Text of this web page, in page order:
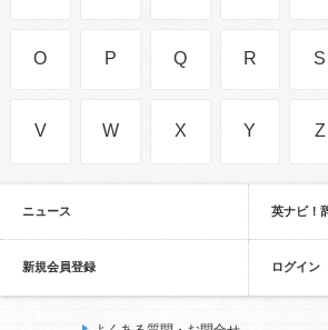
O P Q R S
V W X Y Z
ニュース 英ナビ！
新規会員登録 ログイン